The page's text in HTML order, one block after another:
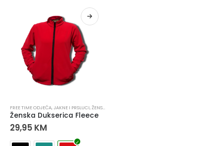
FREE TIME ODJEĆA,JAKNE I PRSLUCI,ŽENSKE DUKSERICE
Ženska Dukserica Fleece
29,95 KM